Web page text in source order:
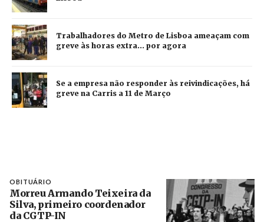
Trabalhadores do Metro de Lisboa ameaçam com
greve às horas extra... por agora
Se a empresa não responder às reivindicações, há
greve na Carris a 11 de Março
OBITUÁRIO
Morreu Armando Teixeira da
Silva, primeiro coordenador
da CGTP-IN